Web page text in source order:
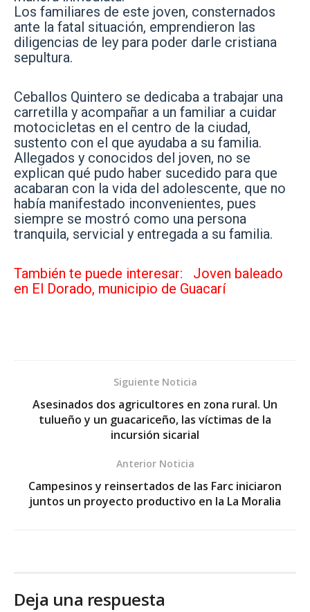
Los familiares de este joven, consternados
ante la fatal situación, emprendieron las
diligencias de ley para poder darle cristiana
sepultura.
Ceballos Quintero se dedicaba a trabajar una
carretilla y acompañar a un familiar a cuidar
motocicletas en el centro de la ciudad,
sustento con el que ayudaba a su familia.
Allegados y conocidos del joven, no se
explican qué pudo haber sucedido para que
acabaran con la vida del adolescente, que no
había manifestado inconvenientes, pues
siempre se mostró como una persona
tranquila, servicial y entregada a su familia.
También te puede interesar:
Joven baleado
en El Dorado, municipio de Guacarí
Siguiente Noticia
Asesinados dos agricultores en zona rural. Un
tulueño y un guacariceño, las víctimas de la
incursión sicarial
Anterior Noticia
Campesinos y reinsertados de las Farc iniciaron
juntos un proyecto productivo en la La Moralia
Deja una respuesta